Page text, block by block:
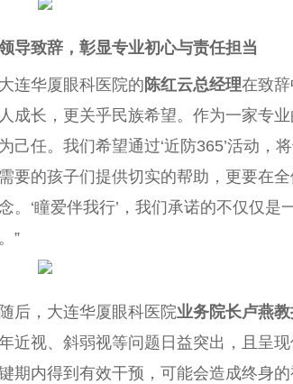
导致辞，彰显专业初心与责任担当
大连华厦眼科医院的 陈红云总经理在致
成长，更关乎民族希望。作为一家专
己任。我们希望通过‘近防365’活动，
要的孩子们提供切实的帮助，更要在
。‘瞳爱伴我行’，我们承诺的不仅仅
”
随后，大连华厦眼科医院业务院长卢燕
近视、斜弱视等问题日益突出，且呈
期内得到有效干预，可能会造成终身